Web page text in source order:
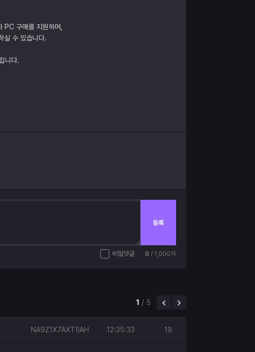
구매를 지원하며,
실 수 있습니다.
니다.
등록
비밀댓글 0 / 1,000자
1 / 5
NA9Z1X7AXT1IAH 12:35:33 19